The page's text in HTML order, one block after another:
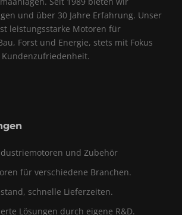
und über 30 Jahre Erfahrung. Unser
leistungsstarke Motoren für
Forst und Energie, stets mit Fokus
und Zubehör
für verschiedene Branchen.
schnelle Lieferzeiten.
Lösungen durch eigene R&D.